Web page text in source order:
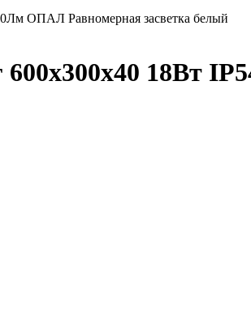
ОПАЛ Равномерная засветка белый
600х300х40 18Вт